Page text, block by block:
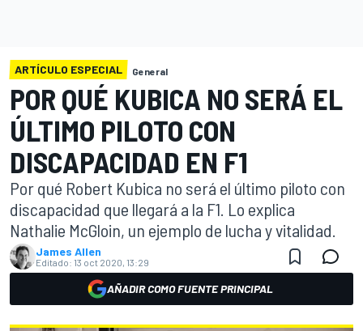
ARTÍCULO ESPECIAL General
POR QUÉ KUBICA NO SERÁ EL
ÚLTIMO PILOTO CON
DISCAPACIDAD EN F1
Por qué Robert Kubica no será el último piloto con
discapacidad que llegará a la F1. Lo explica
Nathalie McGloin, un ejemplo de lucha y vitalidad.
James Allen
Editado: 13 oct 2020, 13:29
AÑADIR COMO FUENTE PRINCIPAL